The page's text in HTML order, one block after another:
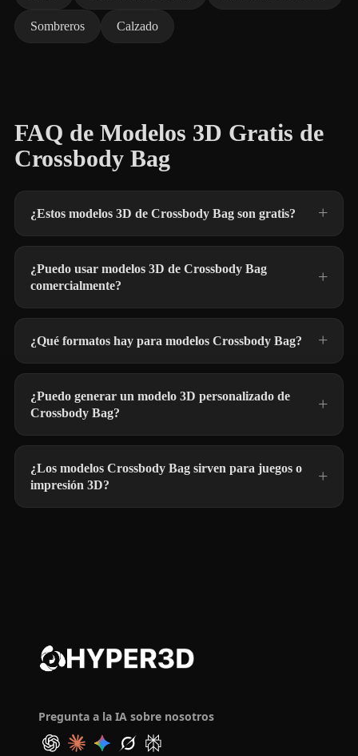
Sombreros Calzado
FAQ de Modelos 3D Gratis de
Crossbody Bag
¿Estos modelos 3D de Crossbody Bag son gratis?
¿Puedo usar modelos 3D de Crossbody Bag
comercialmente?
¿Qué formatos hay para modelos Crossbody Bag?
¿Puedo generar un modelo 3D personalizado de
Crossbody Bag?
¿Los modelos Crossbody Bag sirven para juegos o
impresión 3D?
Pregunta a la IA sobre nosotros